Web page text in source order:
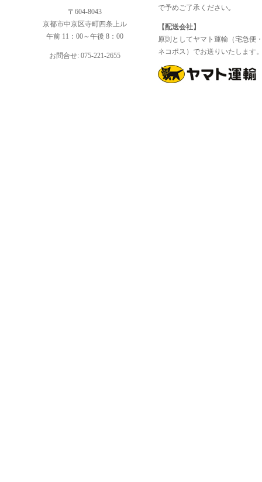
〒604-8043
京都市中京区寺町四条上ル
午前 11：00～午後 8：00
お問合せ: 075-221-2655
で予めご了承ください｡
【配送会社】
原則としてヤマト運輸（宅急便
ネコポス）でお送りいたします